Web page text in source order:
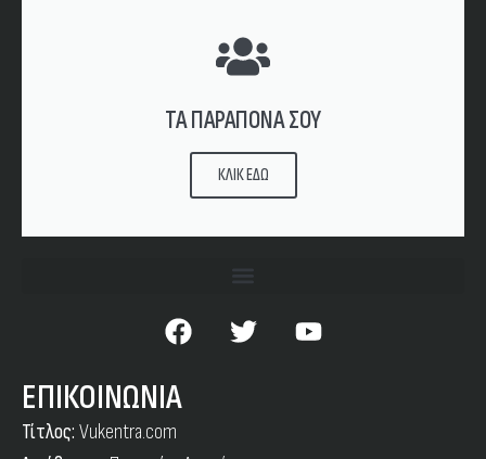
ΤΑ ΠΑΡΑΠΟΝΑ ΣΟΥ
ΚΛΙΚ ΕΔΩ
ΕΠΙΚΟΙΝΩΝΙΑ
Τίτλος: Vukentra.com